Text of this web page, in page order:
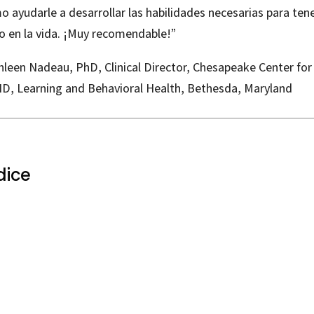
ayudarle a desarrollar las habilidades necesarias para
en la vida. ¡Muy recomendable!”
Nadeau, PhD, Clinical Director, Chesapeake Center for
Learning and Behavioral Health, Bethesda, Maryland